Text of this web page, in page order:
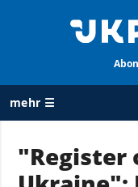
mehr ☰
ALLE
"Register